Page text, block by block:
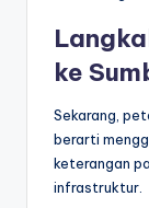
ke
Sekarang,
berarti
keterangan
infrastruktur.